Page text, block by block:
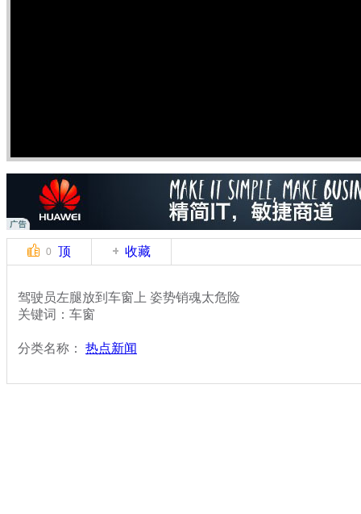
0 顶 收藏
驾驶员左腿放到车窗上 姿势销魂太危险
关键词：车窗
分类名称： 热点新闻